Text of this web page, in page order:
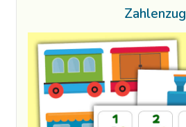
Zahlenzug